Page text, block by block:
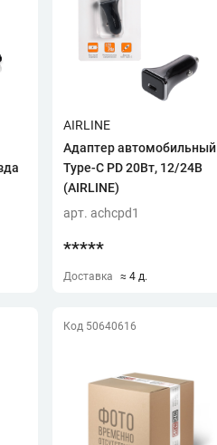
AIRLINE
Адаптер автомобильный
Type-C PD 20Вт, 12/24В
(AIRLINE)
арт. achcpd1
*****
Доставка ≈ 4 д.
Код 50640616